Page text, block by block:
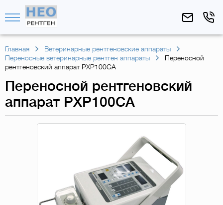
Главная
Ветеринарные рентгеновские аппараты
Переносные ветеринарные рентген аппараты
Переносной
рентгеновский аппарат PXP100CA
Переносной рентгеновский
аппарат PXP100CA